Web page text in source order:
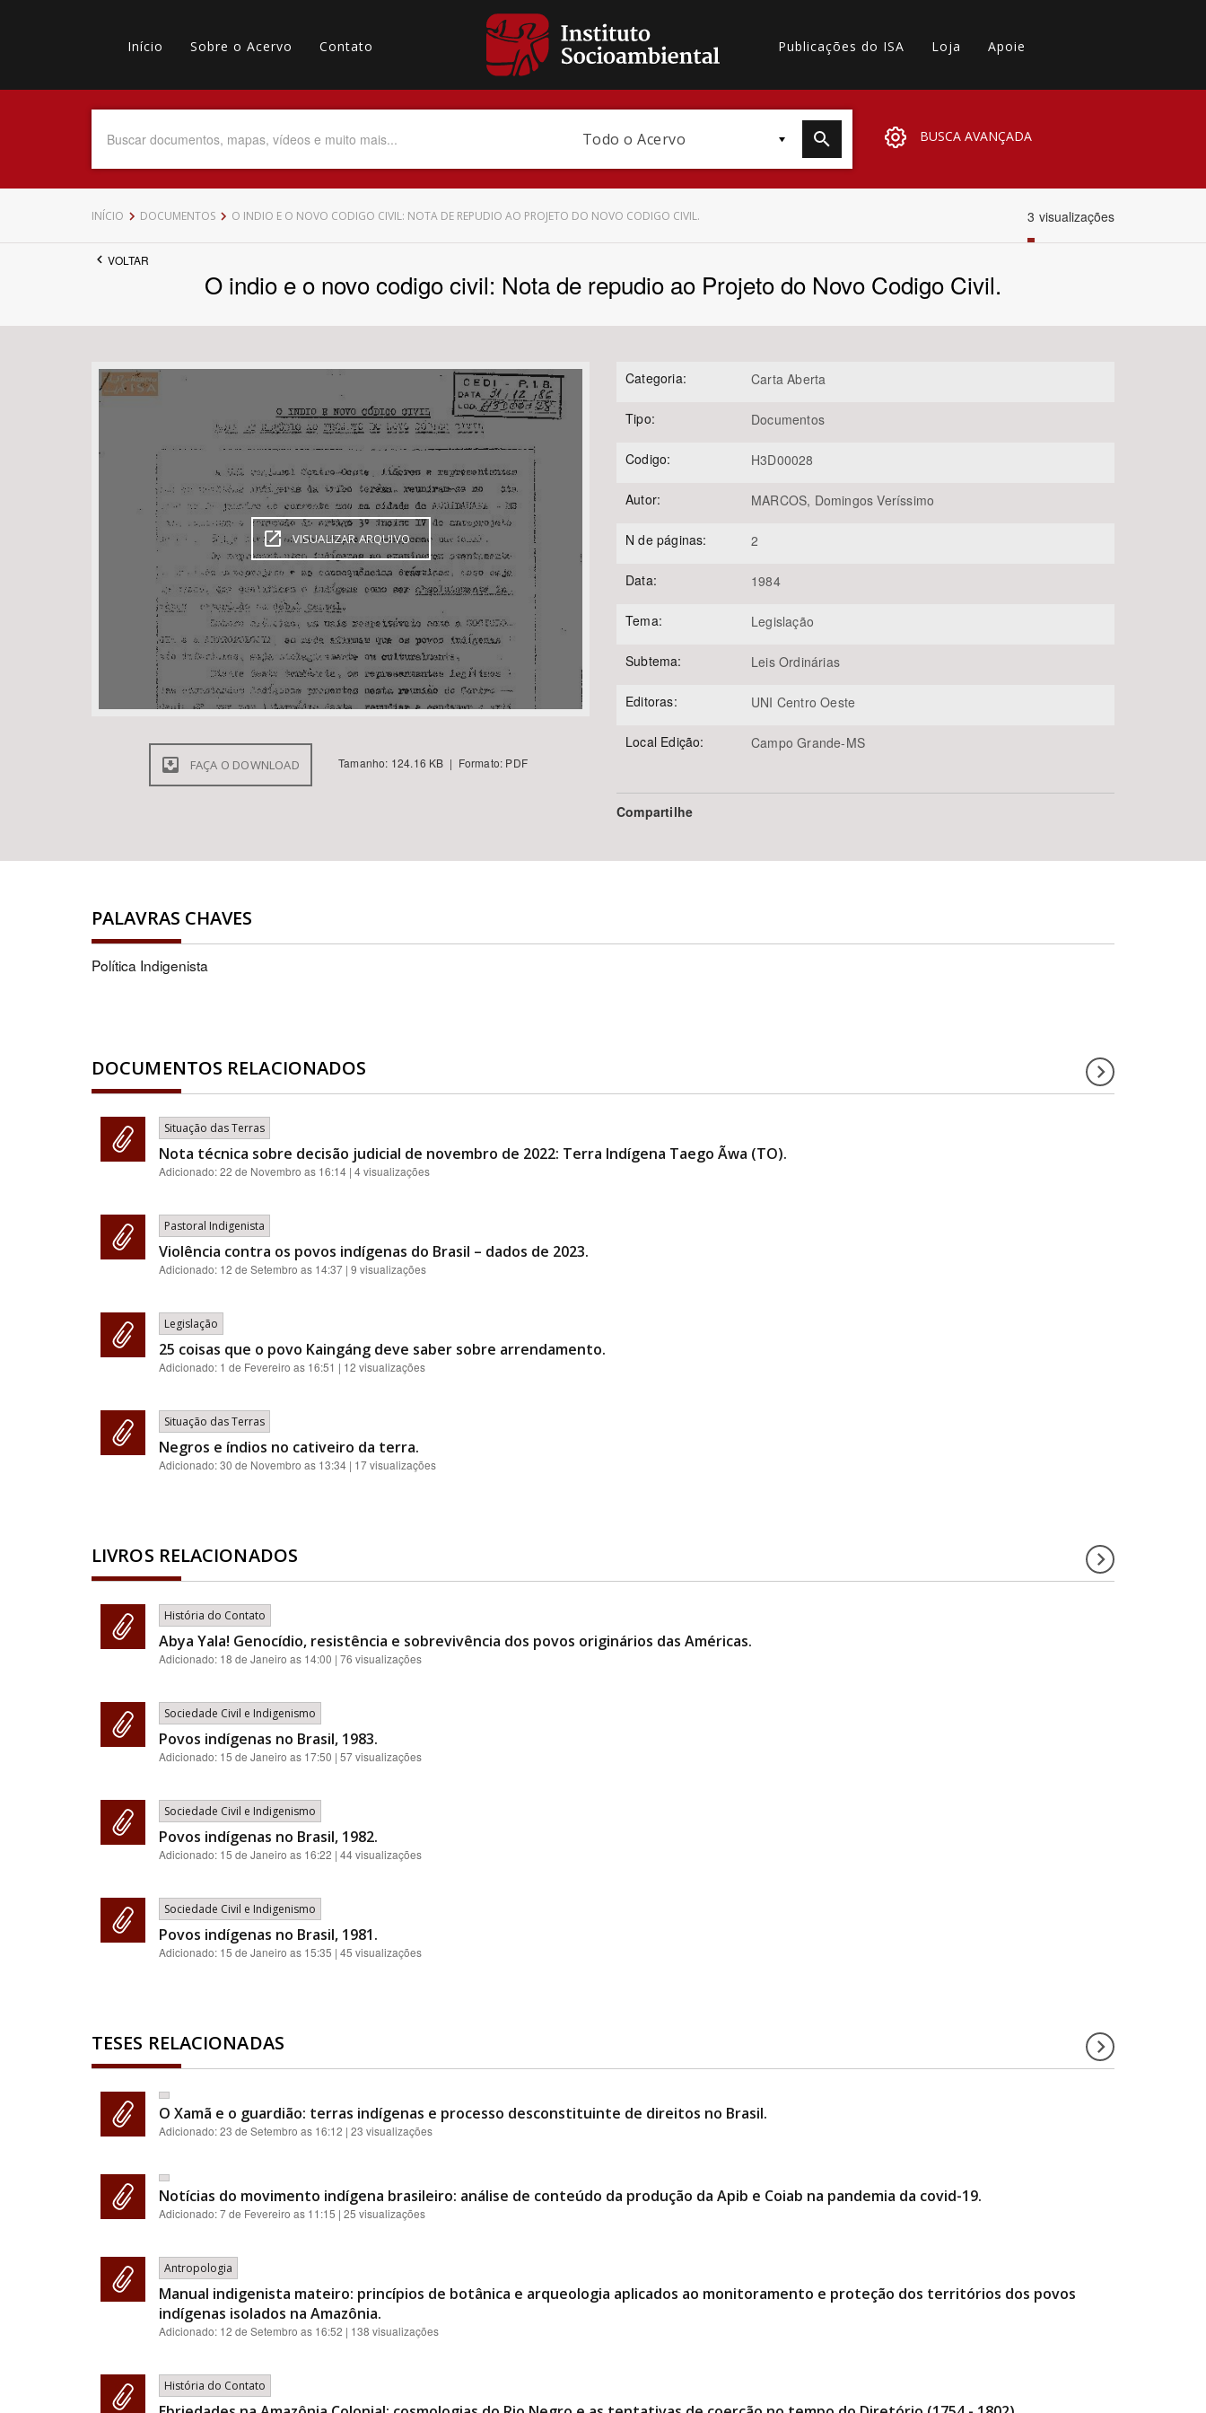
Main
navigation
Início Sobre o Acervo Contato
secundário
Publicações do ISA Loja Apoie
Todo o Acervo BUSCA AVANÇADA
Data do Documento Até
Tema
Área de Levantamento
INÍCIO DOCUMENTOS O INDIO E O NOVO CODIGO CIVIL: NOTA DE REPUDIO AO PROJETO DO NOVO CODIGO CIVIL. 3 visualizações
VOLTAR
O indio e o novo codigo civil: Nota de repudio ao Projeto do Novo Codigo Civil.
VISUALIZAR ARQUIVO
FAÇA O DOWNLOAD Tamanho: 124.16 KB | Formato: PDF
Categoria: Carta Aberta
Tipo: Documentos
Codigo: H3D00028
Autor: MARCOS, Domingos Veríssimo
N de páginas: 2
Data: 1984
Tema: Legislação
Subtema: Leis Ordinárias
Editoras: UNI Centro Oeste
Local Edição: Campo Grande-MS
Compartilhe
PALAVRAS CHAVES
Política Indigenista
DOCUMENTOS RELACIONADOS
Situação das Terras
Nota técnica sobre decisão judicial de novembro de 2022: Terra Indígena Taego Ãwa (TO).
Adicionado:22 de Novembro as 16:14 | 4 visualizações
Pastoral Indigenista
Violência contra os povos indígenas do Brasil – dados de 2023.
Adicionado: 12 de Setembro as 14:37 | 9 visualizações
Legislação
25 coisas que o povo Kaingáng deve saber sobre arrendamento.
Adicionado: 1 de Fevereiro as 16:51 | 12 visualizações
Situação das Terras
Negros e índios no cativeiro da terra.
Adicionado:30 de Novembro as 13:34 | 17 visualizações
LIVROS RELACIONADOS
História do Contato
Abya Yala! Genocídio, resistência e sobrevivência dos povos originários das Américas.
Adicionado: 18 de Janeiro as 14:00 | 76 visualizações
Sociedade Civil e Indigenismo
Povos indígenas no Brasil, 1983.
Adicionado: 15 de Janeiro as 17:50 | 57 visualizações
Sociedade Civil e Indigenismo
Povos indígenas no Brasil, 1982.
Adicionado: 15 de Janeiro as 16:22 | 44 visualizações
Sociedade Civil e Indigenismo
Povos indígenas no Brasil, 1981.
Adicionado: 15 de Janeiro as 15:35 | 45 visualizações
TESES RELACIONADAS
O Xamã e o guardião: terras indígenas e processo desconstituinte de direitos no Brasil.
Adicionado:23 de Setembro as 16:12 | 23 visualizações
Notícias do movimento indígena brasileiro: análise de conteúdo da produção da Apib e Coiab na pandemia da covid-19.
Adicionado:7 de Fevereiro as 11:15 | 25 visualizações
Antropologia
Manual indigenista mateiro: princípios de botânica e arqueologia aplicados ao monitoramento e proteção dos territórios dos povos
indígenas isolados na Amazônia.
Adicionado: 12 de Setembro as 16:52 | 138 visualizações
História do Contato